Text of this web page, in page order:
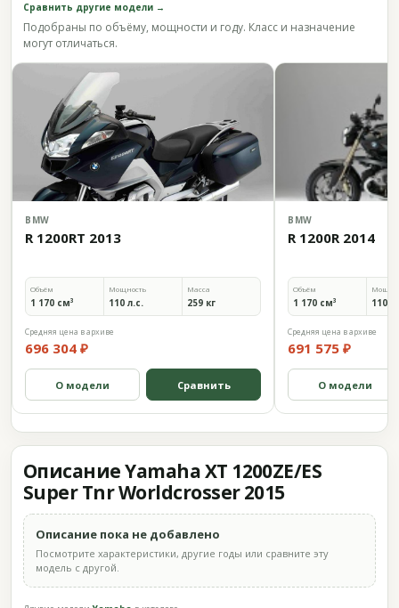
Сравнить другие модели →
Подобраны по объёму, мощности и году. Класс и назначение
могут отличаться.
BMW
R 1200RT 2013
Объём
1 170 см³
Мощность
110 л.с.
Масса
259 кг
Средняя цена в архиве
696 304 ₽
О модели Сравнить
BMW
R 1200R 2014
Объём
1 170 см³ 110
Средняя цена в архиве
691 575 ₽
О модели
Описание Yamaha XT 1200ZE/ES
Super Tnr Worldcrosser 2015
Описание пока не добавлено
Посмотрите характеристики, другие годы или сравните эту
модель с другой.